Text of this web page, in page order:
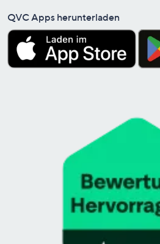
QVC Apps herunterladen